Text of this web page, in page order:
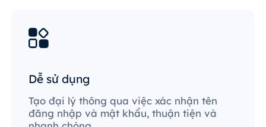
Dễ sử dụng
Tạo đại lý thông qua việc xác nhận tên
đăng nhập và mật khẩu, thuận tiện và